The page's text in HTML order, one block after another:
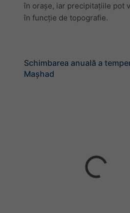
în orașe, iar precipitațiile pot
în funcție de topografie.
Schimbarea anuală a
Mașhad